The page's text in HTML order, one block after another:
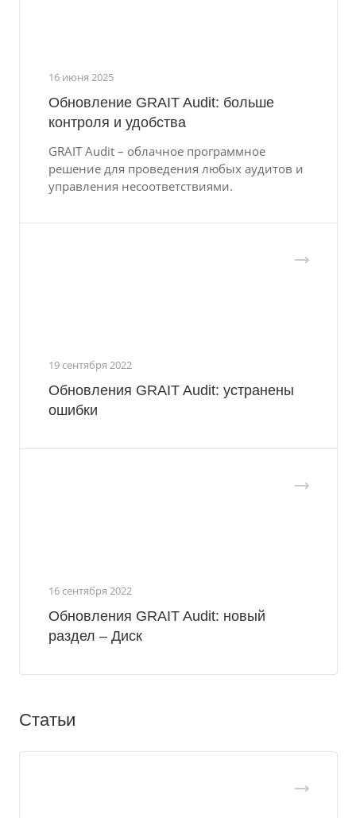
16 июня 2025
Обновление GRAIT Audit: больше
контроля и удобства
GRAIT Audit – облачное программное
решение для проведения любых аудитов и
управления несоответствиями.
19 сентября 2022
Обновления GRAIT Audit: устранены
ошибки
16 сентября 2022
Обновления GRAIT Audit: новый
раздел – Диск
Статьи